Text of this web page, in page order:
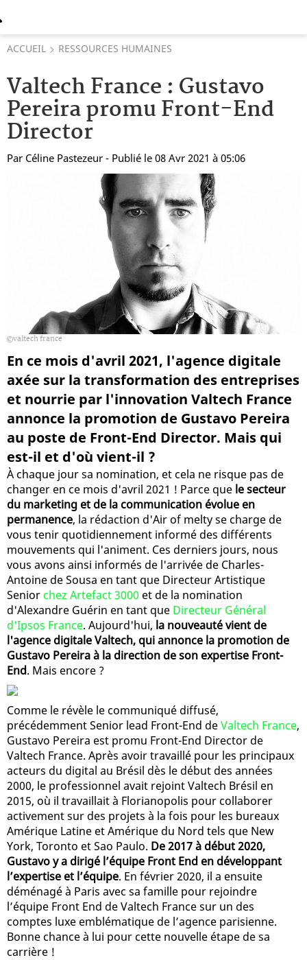
ACCUEIL RESSOURCES HUMAINES
Valtech France : Gustavo
Pereira promu Front-End
Director
Par Céline Pastezeur - Publié le 08 Avr 2021 à 05:06
valtech france
En ce mois d'avril 2021, l'agence digitale
axée sur la transformation des entreprises
et nourrie par l'innovation Valtech France
annonce la promotion de Gustavo Pereira
au poste de Front-End Director. Mais qui
est-il et d'où vient-il ?
À chaque jour sa nomination, et cela ne risque pas de
changer en ce mois d'avril 2021 ! Parce que le secteur
du marketing et de la communication évolue en
permanence, la rédaction d'Air of melty se charge de
vous tenir quotidiennement informé des différents
mouvements qui l'animent. Ces derniers jours, nous
vous avons ainsi informés de l'arrivée de Charles-
Antoine de Sousa en tant que Directeur Artistique
Senior chez Artefact 3000 et de la nomination
d'Alexandre Guérin en tant que Directeur Général
d'Ipsos France. Aujourd'hui, la nouveauté vient de
l'agence digitale Valtech, qui annonce la promotion de
Gustavo Pereira à la direction de son expertise Front-
End. Mais encore ?
Comme le révèle le communiqué diffusé,
précédemment Senior lead Front-End deValtech France,
Gustavo Pereira est promu Front-End Director de
Valtech France. Après avoir travaillé pour les principaux
acteurs du digital au Brésil dès le début des années
2000, le professionnel avait rejoint Valtech Brésil en
2015, où il travaillait à Florianopolis pour collaborer
activement sur des projets à la fois pour les bureaux
Amérique Latine et Amérique du Nord tels que New
York, Toronto et Sao Paulo. De 2017 à début 2020,
Gustavo y a dirigé l’équipe Front End en développant
l’expertise et l’équipe. En février 2020, il a ensuite
déménagé à Paris avec sa famille pour rejoindre
l’équipe Front End de Valtech France sur un des
comptes luxe emblématique de l’agence parisienne.
Bonne chance à lui pour cette nouvelle étape de sa
carrière !